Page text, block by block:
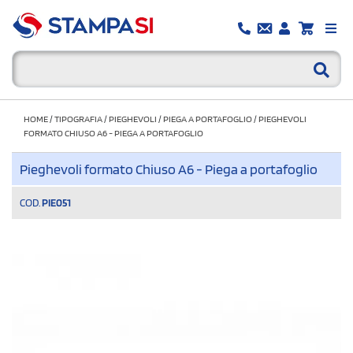
HOME/TIPOGRAFIA/PIEGHEVOLI /PIEGA A PORTAFOGLIO/PIEGHEVOLI
FORMATO CHIUSO A6 - PIEGA A PORTAFOGLIO
Pieghevoli formato Chiuso A6 - Piega a portafoglio
COD. PIE051